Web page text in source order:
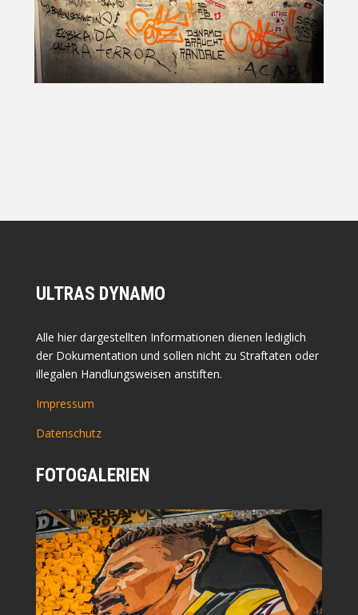
ULTRAS DYNAMO
Alle hier dargestellten Informationen dienen lediglich
der Dokumentation und sollen nicht zu Straftaten oder
illegalen Handlungsweisen anstiften.
Impressum
Datenschutz
FOTOGALERIEN